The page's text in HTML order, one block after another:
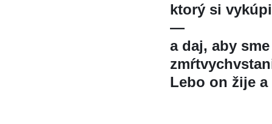
ktorý si
—
a daj, aby
Lebo on žije